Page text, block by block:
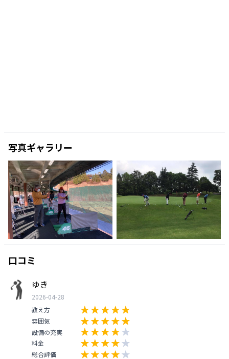
写真ギャラリー
口コミ
ゆき
2026-04-28
教え方
雰囲気
設備の充実
料金
総合評価